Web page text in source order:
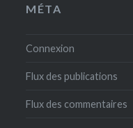
MÉTA
Connexion
Flux des publications
Flux des commentaires